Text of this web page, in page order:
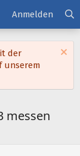
Anmelden
der
unserem
messen